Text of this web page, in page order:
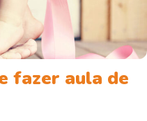
fazer aula de